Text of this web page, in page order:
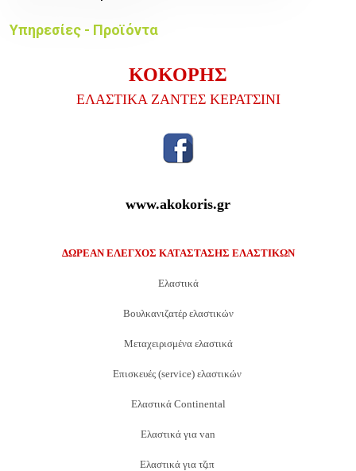
Υπηρεσίες - Προϊόντα
ΚΟΚΟΡΗΣ
ΕΛΑΣΤΙΚΑ ΖΑΝΤΕΣ ΚΕΡΑΤΣΙΝΙ
www.akokoris.gr
ΔΩΡΕΑΝ ΕΛΕΓΧΟΣ ΚΑΤΑΣΤΑΣΗΣ ΕΛΑΣΤΙΚΩΝ
Ελαστικά
Βουλκανιζατέρ ελαστικών
Μεταχειρισμένα ελαστικά
Επισκευές (service) ελαστικών
Ελαστικά Continental
Ελαστικά για van
Ελαστικά για τζιπ